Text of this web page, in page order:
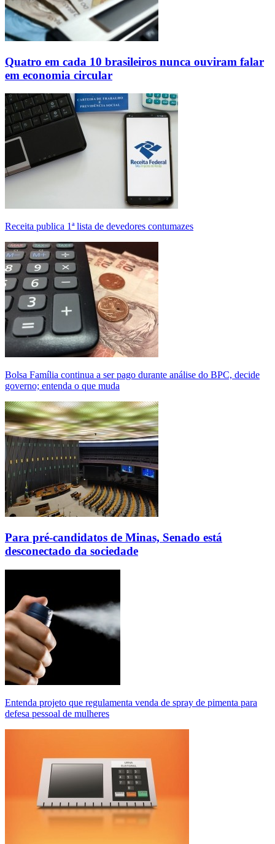
Quatro em cada 10 brasileiros nunca ouviram falar
em economia circular
Receita publica 1ª lista de devedores contumazes
Bolsa Família continua a ser pago durante análise do BPC, decide
governo; entenda o que muda
Para pré-candidatos de Minas, Senado está
desconectado da sociedade
Entenda projeto que regulamenta venda de spray de pimenta para
defesa pessoal de mulheres